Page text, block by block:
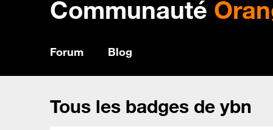
Communauté
Forum Blog
Tous les badges de ybn